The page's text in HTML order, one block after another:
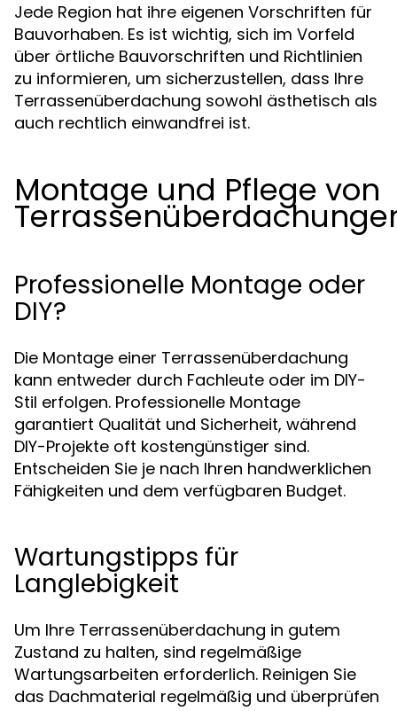
Jede Region hat ihre eigenen Vorschriften für
Bauvorhaben. Es ist wichtig, sich im Vorfeld
über örtliche Bauvorschriften und Richtlinien
zu informieren, um sicherzustellen, dass Ihre
Terrassenüberdachung sowohl ästhetisch als
auch rechtlich einwandfrei ist.
Montage und Pflege von
Professionelle Montage oder
DIY?
Die Montage einer Terrassenüberdachung
kann entweder durch Fachleute oder im DIY-
Stil erfolgen. Professionelle Montage
garantiert Qualität und Sicherheit, während
DIY-Projekte oft kostengünstiger sind.
Entscheiden Sie je nach Ihren handwerklichen
Fähigkeiten und dem verfügbaren Budget.
Wartungstipps für
Langlebigkeit
Um Ihre Terrassenüberdachung in gutem
Zustand zu halten, sind regelmäßige
Wartungsarbeiten erforderlich. Reinigen Sie
das Dachmaterial regelmäßig und überprüfen